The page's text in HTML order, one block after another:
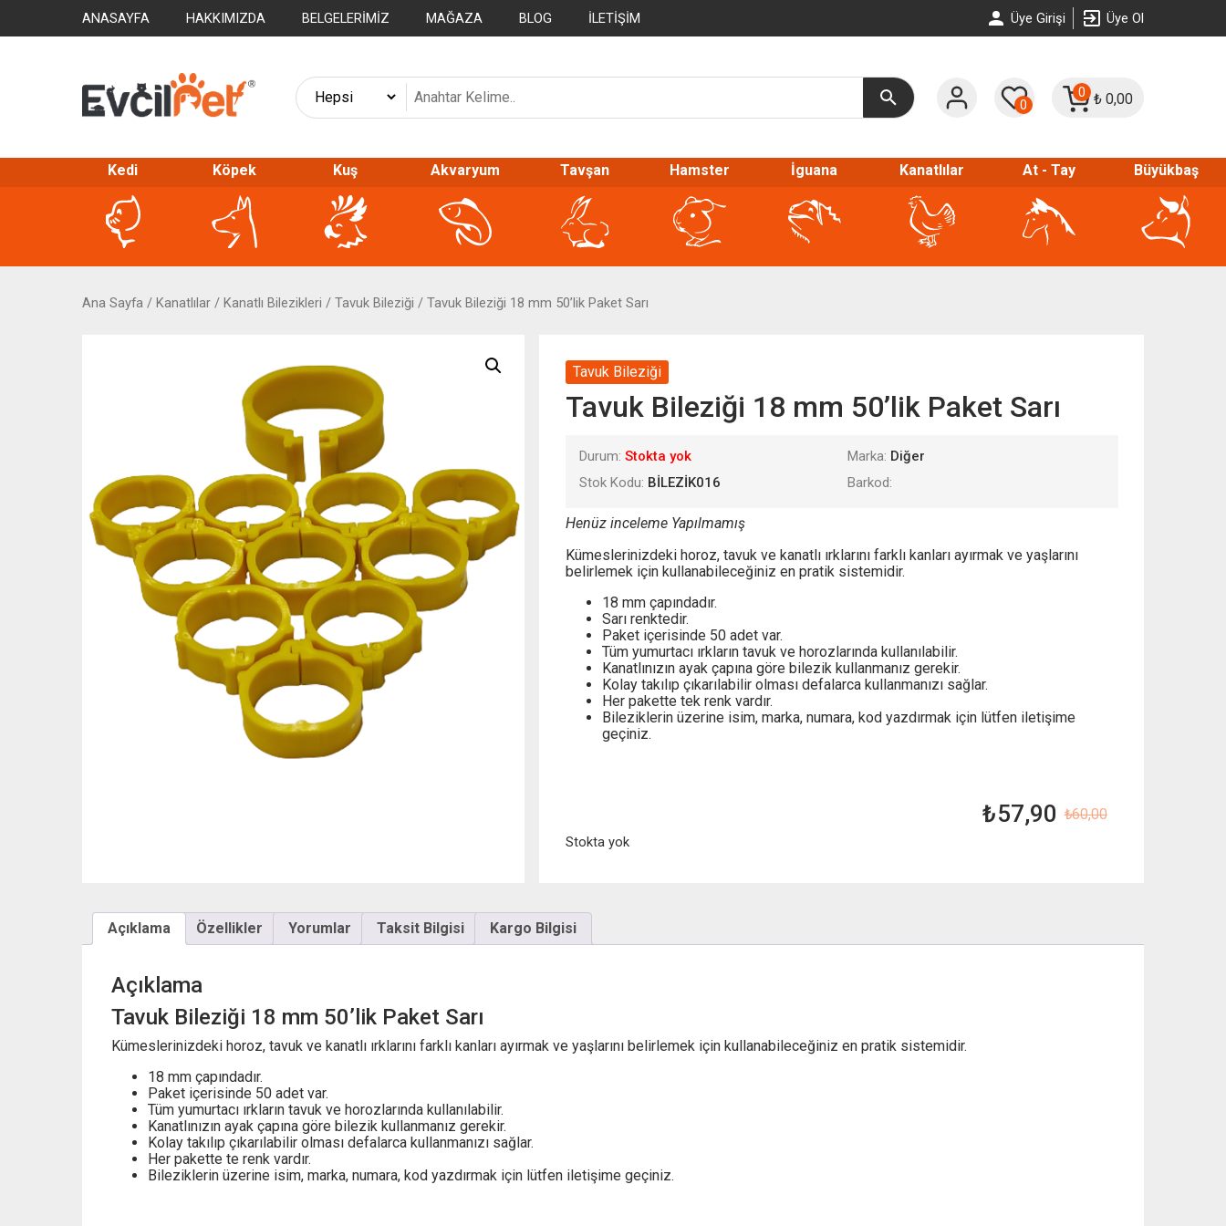
ANASAYFA HAKKIMIZDA BELGELERIMIZ MAĞAZA BLOG İLETIŞIM Üye Girişi Üye Ol
0
0 ₺ 0,00
Kedi Köpek Kuş Akvaryum Tavşan Hamster İguana Kanatlılar At - Tay Büyükbaş
Ana Sayfa/ Kanatlılar/ Kanatlı Bilezikleri / Tavuk Bileziği / Tavuk Bileziği 18 mm 50’lik Paket Sarı
Tavuk Bileziği
Tavuk Bileziği 18 mm 50’lik Paket Sarı
Durum: Stokta yok Marka: Diğer
Stok Kodu: BİLEZİK016 Barkod:
Henüz inceleme Yapılmamış
Kümeslerinizdeki horoz, tavuk ve kanatlı ırklarını farklı kanları ayırmak ve yaşlarını
belirlemek için kullanabileceğiniz en pratik sistemidir.
18 mm çapındadır.
Sarı renktedir.
Paket içerisinde 50 adet var.
Tüm yumurtacı ırkların tavuk ve horozlarında kullanılabilir.
Kanatlınızın ayak çapına göre bilezik kullanmanız gerekir.
Kolay takılıp çıkarılabilir olması defalarca kullanmanızı sağlar.
Her pakette tek renk vardır.
Bileziklerin üzerine isim, marka, numara, kod yazdırmak için lütfen iletişime
geçiniz.
₺60,00
₺57,90
Stokta yok
Açıklama Özellikler Yorumlar Taksit Bilgisi Kargo Bilgisi
Açıklama
Tavuk Bileziği 18 mm 50’lik Paket Sarı
Kümeslerinizdeki horoz, tavuk ve kanatlı ırklarını farklı kanları ayırmak ve yaşlarını belirlemek için kullanabileceğiniz en pratik sistemidir.
18 mm çapındadır.
Paket içerisinde 50 adet var.
Tüm yumurtacı ırkların tavuk ve horozlarında kullanılabilir.
Kanatlınızın ayak çapına göre bilezik kullanmanız gerekir.
Kolay takılıp çıkarılabilir olması defalarca kullanmanızı sağlar.
Her pakette te renk vardır.
Bileziklerin üzerine isim, marka, numara, kod yazdırmak için lütfen iletişime geçiniz.